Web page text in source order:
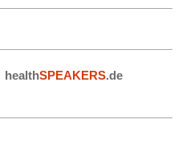
healthSPEAKERS.de